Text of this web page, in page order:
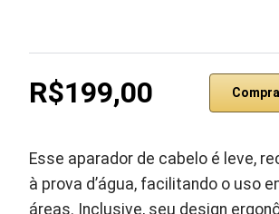
R$199,00
Esse aparador de cabelo é leve,
à prova d’água, facilitando o uso
áreas. Inclusive, seu design